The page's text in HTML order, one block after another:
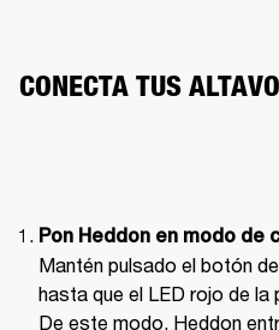
CONECTA TUS
Pon Heddon en modo de
Mantén pulsado el botón
hasta que el LED rojo de
De este modo, Heddon